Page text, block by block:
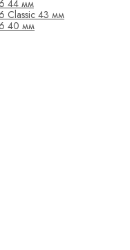
44 мм
Classic 43 мм
6 40 мм